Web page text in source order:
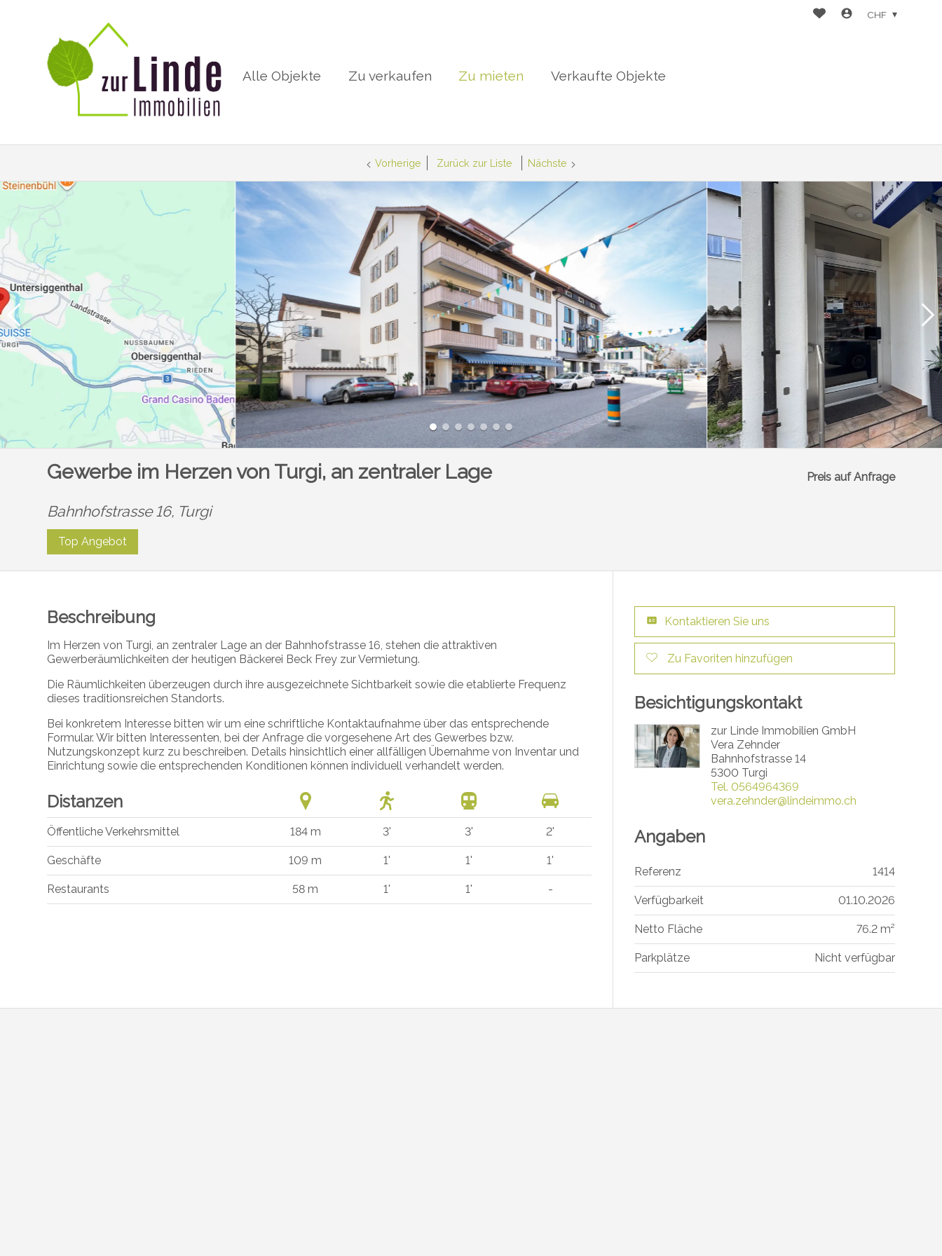
Alle Objekte Zu verkaufen Zu mieten Verkaufte Objekte
CHF
Vorherige Zurück zur Liste Nächste
Gewerbe im Herzen von Turgi, an zentraler Lage Preis auf Anfrage
Bahnhofstrasse 16, Turgi
Top Angebot
Beschreibung
Im Herzen von Turgi, an zentraler Lage an der Bahnhofstrasse 16, stehen die attraktiven
Gewerberäumlichkeiten der heutigen Bäckerei Beck Frey zur Vermietung.
Die Räumlichkeiten überzeugen durch ihre ausgezeichnete Sichtbarkeit sowie die etablierte Frequenz
dieses traditionsreichen Standorts.
Bei konkretem Interesse bitten wir um eine schriftliche Kontaktaufnahme über das entsprechende
Formular. Wir bitten Interessenten, bei der Anfrage die vorgesehene Art des Gewerbes bzw.
Nutzungskonzept kurz zu beschreiben. Details hinsichtlich einer allfälligen Übernahme von Inventar und
Einrichtung sowie die entsprechenden Konditionen können individuell verhandelt werden.
Distanzen
Öffentliche Verkehrsmittel 184 m 3' 3' 2'
Geschäfte 109 m 1' 1' 1'
Restaurants 58 m 1' 1' -
Kontaktieren Sie uns
Zu Favoriten hinzufügen
Besichtigungskontakt
zur Linde Immobilien GmbH
Vera Zehnder
Bahnhofstrasse 14
5300 Turgi
Tel. 0564964369
vera.zehnder@lindeimmo.ch
Angaben
Referenz 1414
Verfügbarkeit 01.10.2026
Netto Fläche 76.2 m²
Parkplätze Nicht verfügbar